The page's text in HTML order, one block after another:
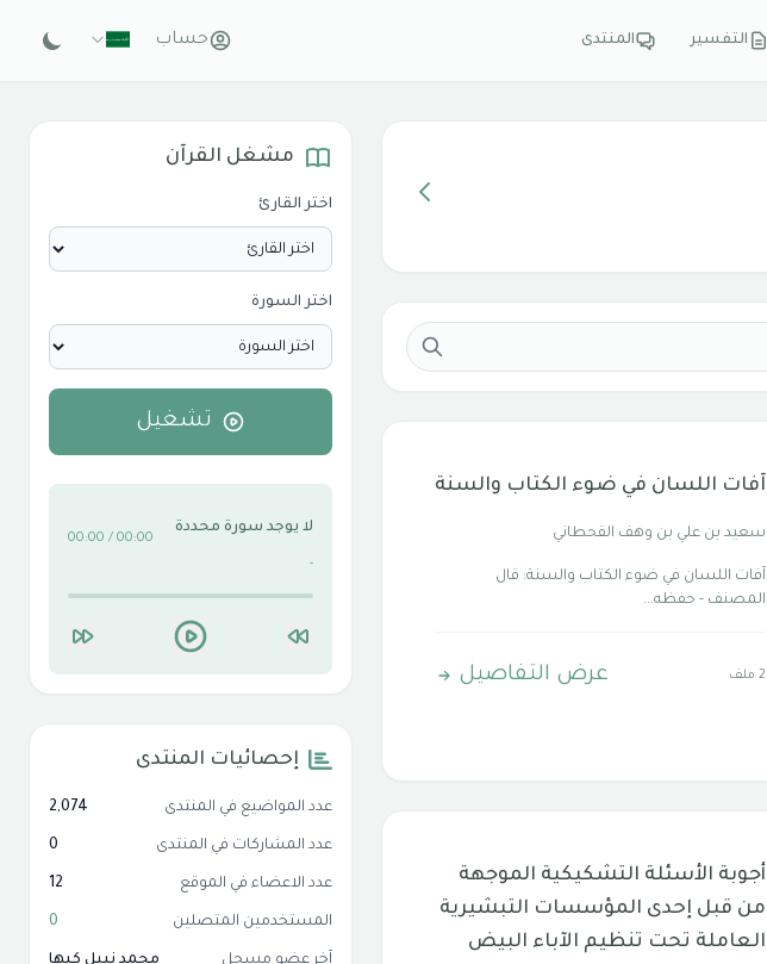
التفسير المنتدى حساب
آفات اللسان في ضوء الكتاب والسنة
سعيد بن علي بن وهف القحطاني
آفات اللسان في ضوء الكتاب والسنة: قال
المصنف - حفظه...
2 ملف عرض التفاصيل
أجوبة الأسئلة التشكيكية الموجهة
من قبل إحدى المؤسسات التبشيرية
العاملة تحت تنظيم الآباء البيض
مشغل القرآن
اختر القارئ
اختر السورة
تشغيل
لا يوجد سورة محددة
-
00:00 / 00:00
إحصائيات المنتدى
عدد المواضيع في المنتدى 2,074
عدد المشاركات في المنتدى 0
عدد الاعضاء في الموقع 12
المستخدمين المتصلين 0
آخر عضو مسجل محمد نبيل كبها